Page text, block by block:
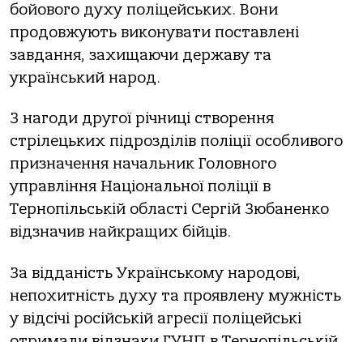
бойового духу поліцейських. Вони
продовжують виконувати поставлені
завдання, захищаючи державу та
український народ.
З нагоди другої річниці створення
стрілецьких підрозділів поліції особливого
призначення начальник Головного
управління Національної поліції в
Тернопільській області Сергій Зюбаненко
відзначив найкращих бійців.
За відданість Українському народові,
непохитність духу та проявлену мужність
у відсічі російській агресії поліцейські